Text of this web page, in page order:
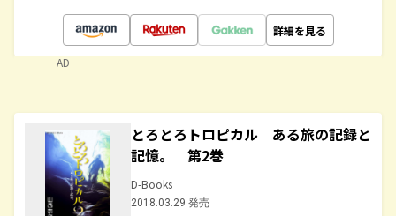
詳細を見る
AD
とろとろトロピカル ある旅の記録と
記憶。 第2巻
D-Books
2018.03.29 発売